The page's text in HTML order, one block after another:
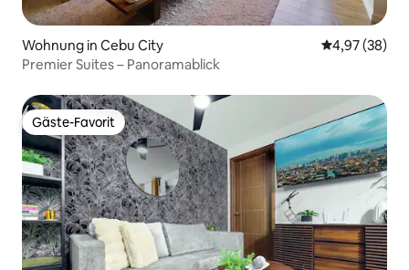
Wohnung in Cebu City
4,97 (38)
Premier Suites – Panoramablick
Gäste-Favorit
Gäste-Favorit